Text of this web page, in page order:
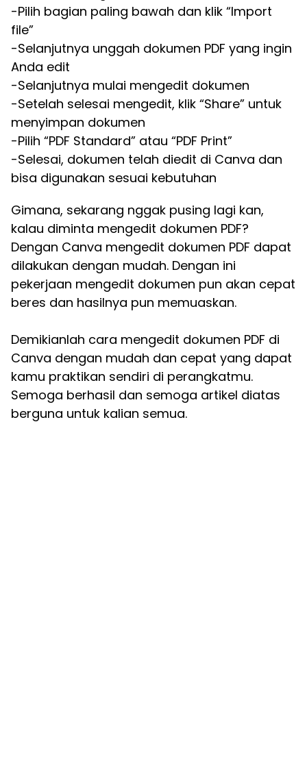
-Pilih bagian paling bawah dan klik “Import
file”
-Selanjutnya unggah dokumen PDF yang ingin
Anda edit
-Selanjutnya mulai mengedit dokumen
-Setelah selesai mengedit, klik “Share” untuk
menyimpan dokumen
-Pilih “PDF Standard” atau “PDF Print”
-Selesai, dokumen telah diedit di Canva dan
bisa digunakan sesuai kebutuhan
Gimana, sekarang nggak pusing lagi kan,
kalau diminta mengedit dokumen PDF?
Dengan Canva mengedit dokumen PDF dapat
dilakukan dengan mudah. Dengan ini
pekerjaan mengedit dokumen pun akan cepat
beres dan hasilnya pun memuaskan.
Demikianlah cara mengedit dokumen PDF di
Canva dengan mudah dan cepat yang dapat
kamu praktikan sendiri di perangkatmu.
Semoga berhasil dan semoga artikel diatas
berguna untuk kalian semua.